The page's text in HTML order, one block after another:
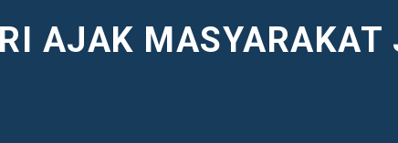
AJAK MASYARAKAT